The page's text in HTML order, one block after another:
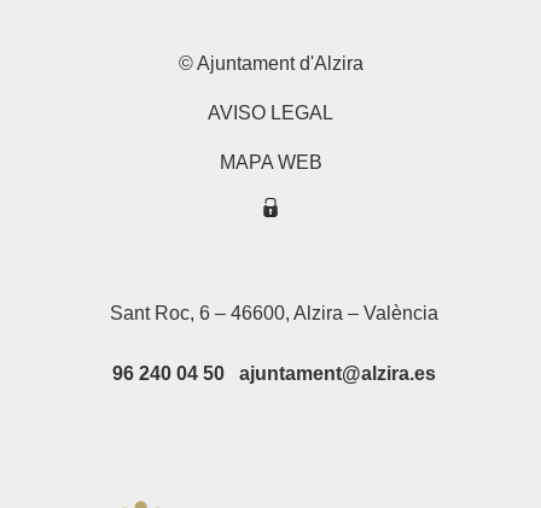
© Ajuntament d'Alzira
AVISO LEGAL
MAPA WEB
Sant Roc, 6 – 46600, Alzira – València
96 240 04 50 ajuntament@alzira.es